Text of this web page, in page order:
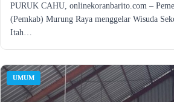
PURUK CAHU, onlinekoranbarito.com –
(Pemkab) Murung Raya menggelar Wisuda
Itah…
UMUM